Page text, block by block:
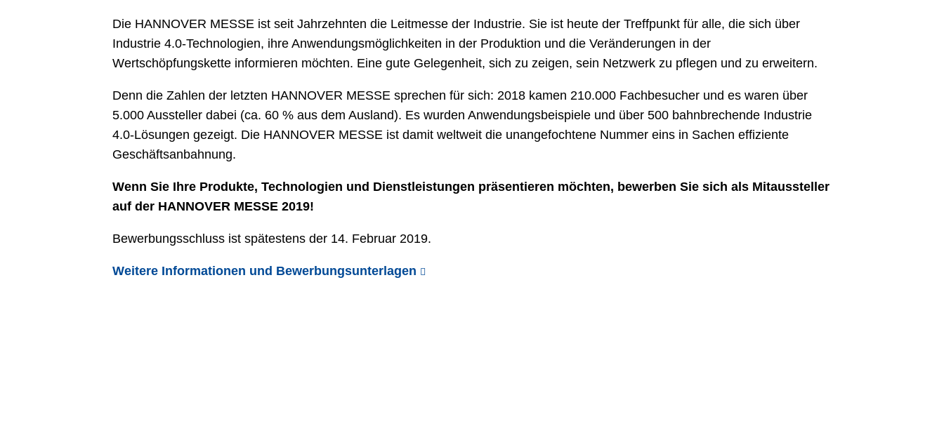
Die HANNOVER MESSE ist seit Jahrzehnten die Leitmesse der Industrie. Sie ist heute der Treffpunkt für alle, die sich über
Industrie 4.0-Technologien, ihre Anwendungsmöglichkeiten in der Produktion und die Veränderungen in der
Wertschöpfungskette informieren möchten. Eine gute Gelegenheit, sich zu zeigen, sein Netzwerk zu pflegen und zu erweitern.
Denn die Zahlen der letzten HANNOVER MESSE sprechen für sich: 2018 kamen 210.000 Fachbesucher und es waren über
5.000 Aussteller dabei (ca. 60 % aus dem Ausland). Es wurden Anwendungsbeispiele und über 500 bahnbrechende Industrie
4.0-Lösungen gezeigt. Die HANNOVER MESSE ist damit weltweit die unangefochtene Nummer eins in Sachen effiziente
Geschäftsanbahnung.
Wenn Sie Ihre Produkte, Technologien und Dienstleistungen präsentieren möchten, bewerben Sie sich als Mitaussteller
auf der HANNOVER MESSE 2019!
Bewerbungsschluss ist spätestens der 14. Februar 2019.
Weitere Informationen und Bewerbungsunterlagen